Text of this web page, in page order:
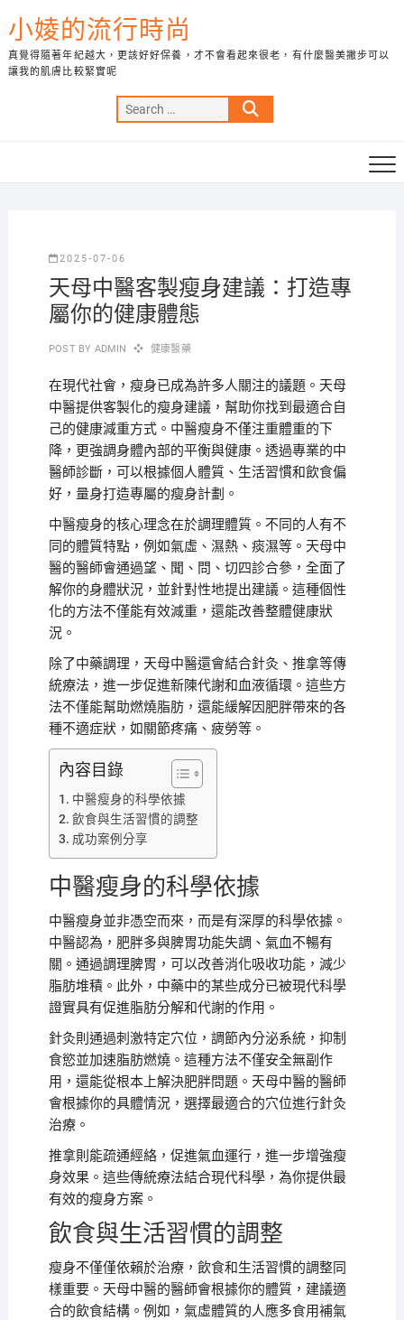
to
content
小婈的流行時尚
真覺得隨著年紀越大，更該好好保養，才不會看起來很老，有什麼醫美撇步可以
讓我的肌膚比較緊實呢
Search
…
2025-07-06
天母中醫客製瘦身建議：打造專
屬你的健康體態
POST BY ADMIN 健康醫藥
在現代社會，瘦身已成為許多人關注的議題。天母
中醫提供客製化的瘦身建議，幫助你找到最適合自
己的健康減重方式。中醫瘦身不僅注重體重的下
降，更強調身體內部的平衡與健康。透過專業的中
醫師診斷，可以根據個人體質、生活習慣和飲食偏
好，量身打造專屬的瘦身計劃。
中醫瘦身的核心理念在於調理體質。不同的人有不
同的體質特點，例如氣虛、濕熱、痰濕等。天母中
醫的醫師會通過望、聞、問、切四診合參，全面了
解你的身體狀況，並針對性地提出建議。這種個性
化的方法不僅能有效減重，還能改善整體健康狀
況。
除了中藥調理，天母中醫還會結合針灸、推拿等傳
統療法，進一步促進新陳代謝和血液循環。這些方
法不僅能幫助燃燒脂肪，還能緩解因肥胖帶來的各
種不適症狀，如關節疼痛、疲勞等。
內容目錄
中醫瘦身的科學依據
飲食與生活習慣的調整
成功案例分享
中醫瘦身的科學依據
中醫瘦身並非憑空而來，而是有深厚的科學依據。
中醫認為，肥胖多與脾胃功能失調、氣血不暢有
關。通過調理脾胃，可以改善消化吸收功能，減少
脂肪堆積。此外，中藥中的某些成分已被現代科學
證實具有促進脂肪分解和代謝的作用。
針灸則通過刺激特定穴位，調節內分泌系統，抑制
食慾並加速脂肪燃燒。這種方法不僅安全無副作
用，還能從根本上解決肥胖問題。天母中醫的醫師
會根據你的具體情況，選擇最適合的穴位進行針灸
治療。
推拿則能疏通經絡，促進氣血運行，進一步增強瘦
身效果。這些傳統療法結合現代科學，為你提供最
有效的瘦身方案。
飲食與生活習慣的調整
瘦身不僅僅依賴於治療，飲食和生活習慣的調整同
樣重要。天母中醫的醫師會根據你的體質，建議適
合的飲食結構。例如，氣虛體質的人應多食用補氣